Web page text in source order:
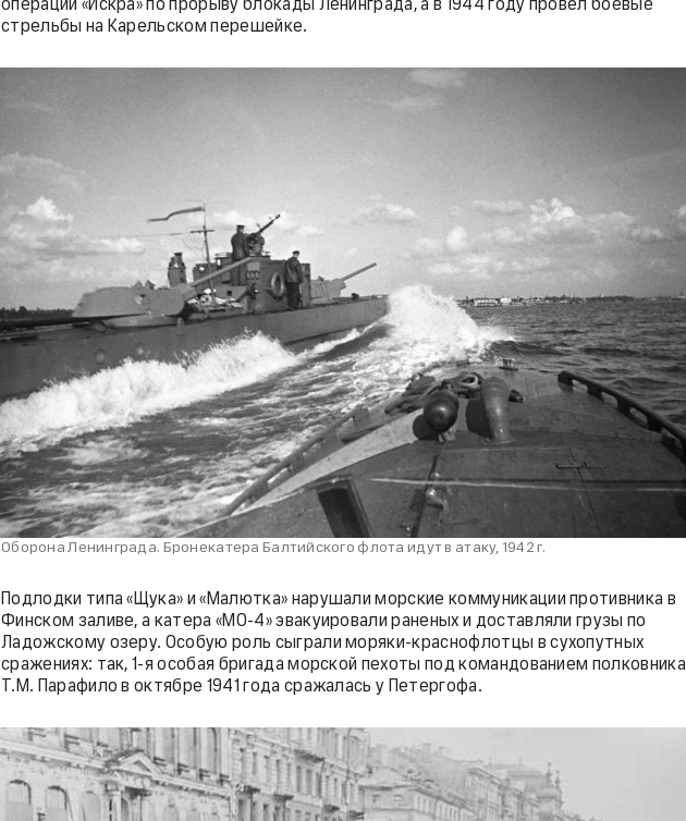
операции «Искра» по прорыву блокады Ленинграда, а в 1944 году провел боевые
стрельбы на Карельском перешейке.
Оборона Ленинграда. Бронекатера Балтийского флота идут в атаку, 1942 г.
Подлодки типа «Щука» и «Малютка» нарушали морские коммуникации противника в
Финском заливе, а катера «МО-4» эвакуировали раненых и доставляли грузы по
Ладожскому озеру. Особую роль сыграли моряки-краснофлотцы в сухопутных
сражениях: так, 1-я особая бригада морской пехоты под командованием полковника
Т.М. Парафило в октябре 1941 года сражалась у Петергофа.